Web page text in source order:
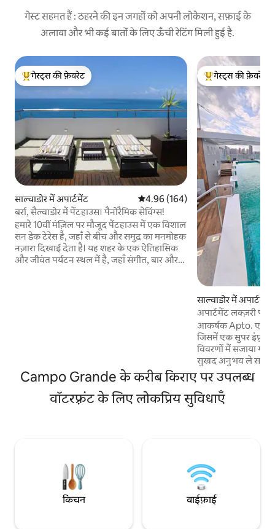
गेस्ट सहमत हैं : ठहरने की इन जगहों को अपनी लोकेशन, सफ़ाई के
अलावा और भी कई बातों के लिए ऊँची रेटिंग मिली हुई है.
गेस्ट्स का टॉप फ़ेवरेट
गेस्ट्स की फ़ेवरेट
साल्वाडोर में अपार्टमेंट औसत रेटिंग 5 में से 4.96, 164 समीक्षाएँ
4.96 (164)
बर्रा, सैल्वाडोर में पेंटहाउस। पैनोरैमिक सेविंग्स!
हमारे 10वीं मंज़िल पर मौजूद पेंटहाउस में एक विशाल
सन डेक टेरेस है, जहाँ से बीच और समुद्र का मनमोहक
नज़ारा दिखाई देता है। यह शहर के एक ऐतिहासिक
और जीवंत पर्यटन स्थल में है, जहाँ संगीत, बार और
गेस्ट्स का टॉप फ़ेवरेट
गेस्ट्स की फ़ेवरेट
साल्वाडोर में अपार्टमेंट
अपार्टमेंट लक्ज़री पूल
आकर्षक Apto. एक
जिसमें एक सुपर
विवरणों में सजाया
सुखद अनुभव ले सकें। पोस्टकार्ड से 2 मिनट की दूरी
पर, फ़ारोल दा बारा
अच्छे समुद्र तटों में से
दूरी पर। - समुद्र के
वर्कआउट जिम - सभी
Campo Grande के करीब किराए पर उपलब्ध
वॉटरफ़्रंट के लिए लोकप्रिय सुविधाएँ
किचन वाईफ़ाई